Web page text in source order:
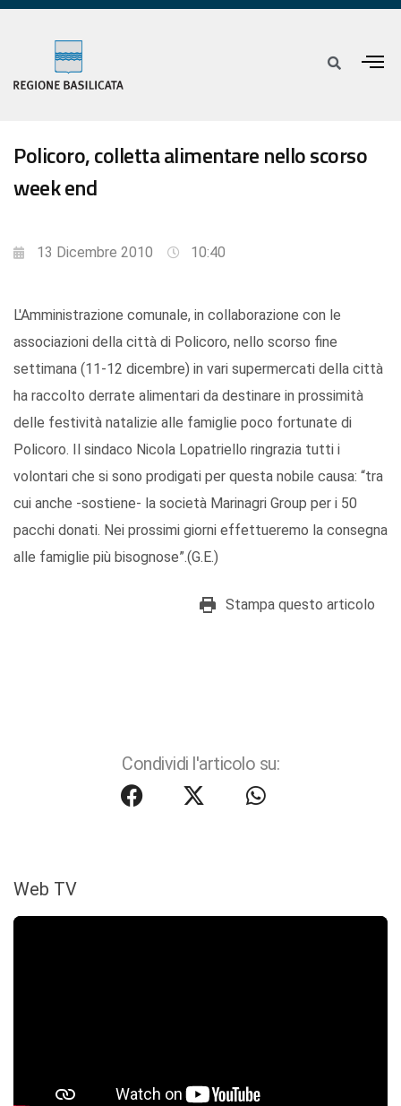
Policoro, colletta alimentare nello scorso
week end
13 Dicembre 2010 10:40
L'Amministrazione comunale, in collaborazione con le
associazioni della città di Policoro, nello scorso fine
settimana (11-12 dicembre) in vari supermercati della città
ha raccolto derrate alimentari da destinare in prossimità
delle festività natalizie alle famiglie poco fortunate di
Policoro. Il sindaco Nicola Lopatriello ringrazia tutti i
volontari che si sono prodigati per questa nobile causa: “tra
cui anche -sostiene- la società Marinagri Group per i 50
pacchi donati. Nei prossimi giorni effettueremo la consegna
alle famiglie più bisognose”.(G.E.)
Stampa questo articolo
Condividi l'articolo su:
Web TV